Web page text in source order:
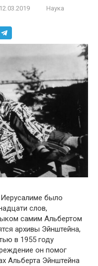
12.03.2019
Наука
было
слов,
самим Альбертом
архивы Эйнштейна,
в 1955 году
он помог
Альберта Эйнштейна